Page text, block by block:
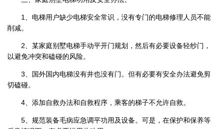
1、电梯用户缺少电梯安全常识，没有专门的电梯修理人员不能
削减。
2、某家庭别墅电梯手动平开门规划，然后有必要设备轻纱门，
以避免冲突和磕碰的风险。
3、国外国内电梯没有井也没有门。但有必要有安全办法避免剪
切磕碰。
4、添加自救办法和自救程序，乘客的梯子不允许自救。
5、规范装备毛病应急调平功用及设备。可是，在保护和保养等